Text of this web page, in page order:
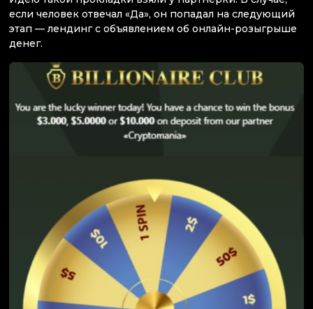
если человек отвечал «Да», он попадал на следующий
этап — лендинг с объявлением об онлайн-розыгрыше
денег.